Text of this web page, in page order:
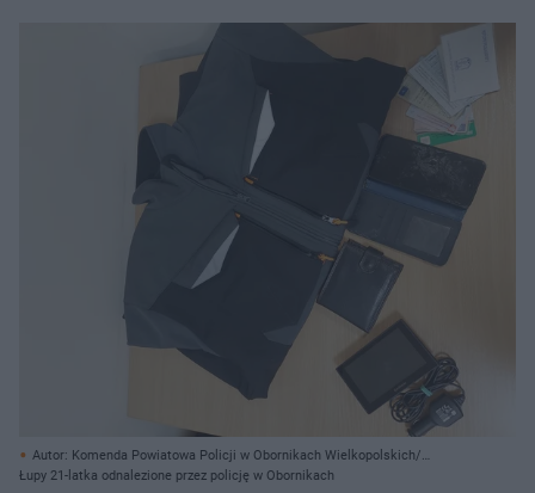
Autor: Komenda Powiatowa Policji w Obornikach Wielkopolskich/
Materiały prasowe
Łupy 21-latka odnalezione przez policję w Obornikach